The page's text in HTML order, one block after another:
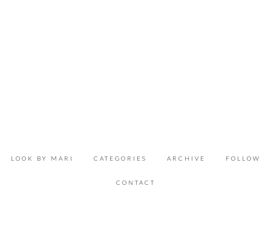
to
LOOK BY MARI CATEGORIES
ACCESSORIES
ARCHIVE FOLLOW
CONTACT